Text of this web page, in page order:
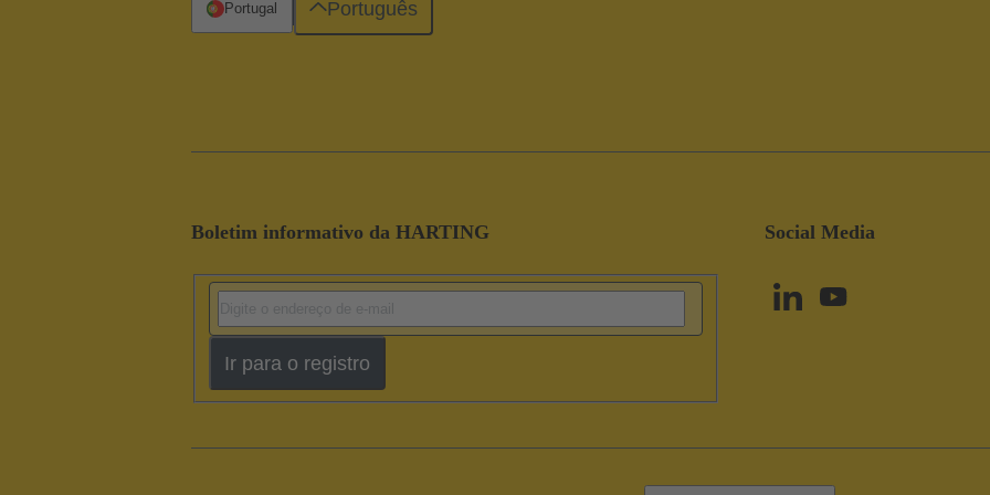
Boletim informativo da HARTING
Ir para o registro
Social Media
Portugal Português